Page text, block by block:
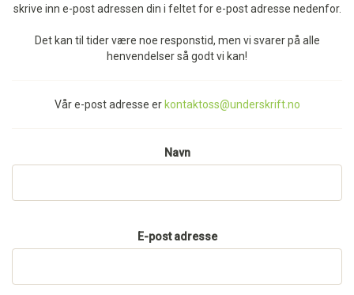
skrive inn e-post adressen din i feltet for e-post adresse nedenfor.
Det kan til tider være noe responstid, men vi svarer på alle
henvendelser så godt vi kan!
Vår e-post adresse er kontaktoss@underskrift.no
Navn
E-post adresse